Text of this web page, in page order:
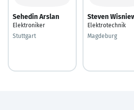
Sehedin Arslan
Elektroniker
Stuttgart
Steven
Elektrotechnik
Magdeburg